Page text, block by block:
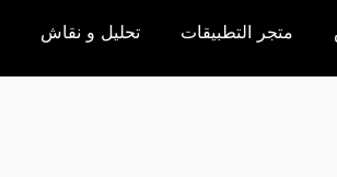
متجر التطبيقات تحليل و نقاش